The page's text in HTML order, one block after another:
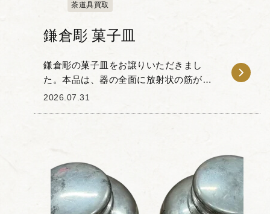
茶道具買取
鎌倉彫 菓子皿
鎌倉彫の菓子皿をお譲りいただきまし
た。本品は、器の全面に放射状の筋が刻
まれた意匠が特徴です。 木地に丁寧にノ
2026.07.31